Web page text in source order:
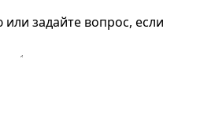
задайте вопрос, если